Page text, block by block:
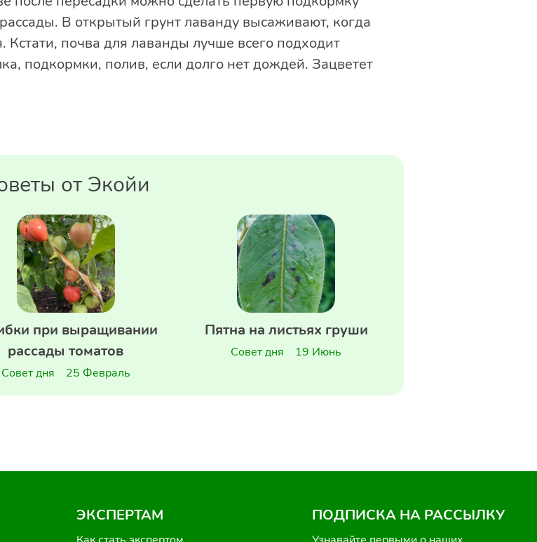
В открытый грунт лаванду высаживают, когда
почва для лаванды лучше всего подходит
подкормки, полив, если долго нет дождей. Зацветет
от Экойи
при выращивании
рассады томатов
Совет дня 25 Февраль
Пятна на листьях груши
Совет дня 19 Июнь
ЭКСПЕРТАМ ПОДПИСКА НА РАССЫЛКУ